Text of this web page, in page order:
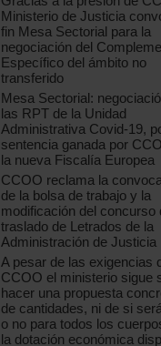
Ministerio de Justicia
fin Mesa Sectorial para la
negociación del
Específico del ámbito no
transferido
Mesa Sectorial:
las RPT de la Unidad
Administrativa Covid-19,
sentencia ganada por
la nueva Fiscalía Europea
CCOO reclama la
de la bolsa de trabajo y la
modificación del concurso
traslado de Letrados de la
Administración de Justicia
A pesar de las exigencias
CCOO el ministerio sigue
hacer una propuesta
de cantidades, ni de si
o no para todos los
la dotación económica